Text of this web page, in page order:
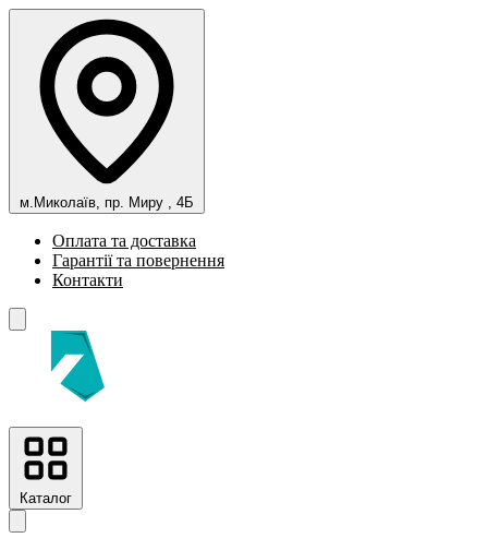
м.Миколаїв, пр. Миру , 4Б
Оплата та доставка
Гарантії та повернення
Контакти
Каталог